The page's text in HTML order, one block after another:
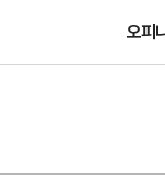
오피